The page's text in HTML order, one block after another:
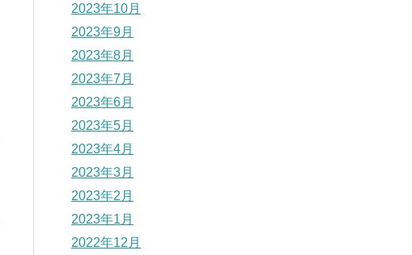
2023年10月
2023年9月
2023年8月
2023年7月
2023年6月
2023年5月
2023年4月
2023年3月
2023年2月
2023年1月
2022年12月